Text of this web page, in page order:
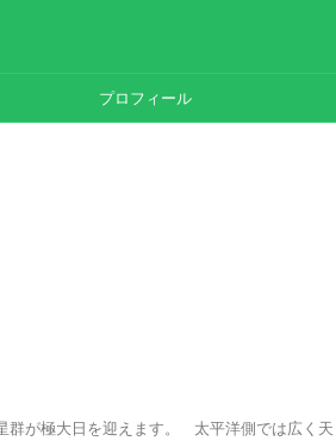
プロフィール
群が極大日を迎えます。 太平洋側では広く天